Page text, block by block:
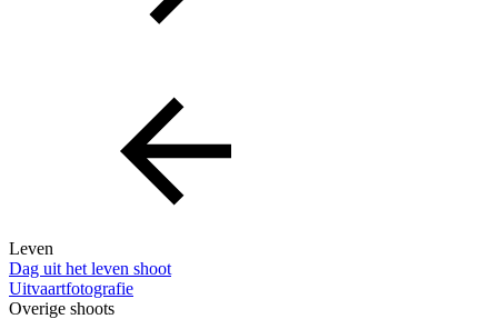
Leven
Dag uit het leven shoot
Uitvaartfotografie
Overige shoots